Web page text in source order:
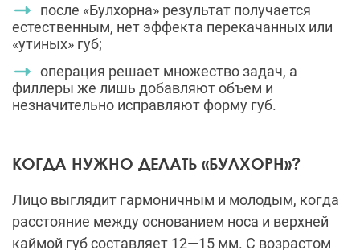
после «Булхорна» результат получается
естественным, нет эффекта перекачанных или
«утиных» губ;
операция решает множество задач, а
филлеры же лишь добавляют объем и
незначительно исправляют форму губ.
КОГДА НУЖНО ДЕЛАТЬ «БУЛХОРН»?
Лицо выглядит гармоничным и молодым, когда
расстояние между основанием носа и верхней
каймой губ составляет 12—15 мм. С возрастом